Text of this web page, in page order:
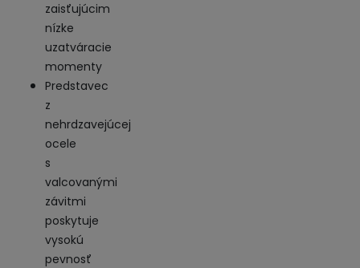
zaisťujúcim
nízke
uzatváracie
momenty
Predstavec
z
nehrdzavejúcej
ocele
s
valcovanými
závitmi
poskytuje
vysokú
pevnosť